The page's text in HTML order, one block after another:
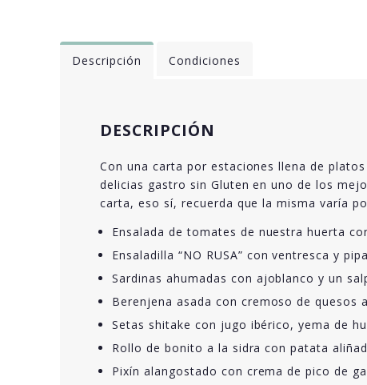
Descripción Condiciones
DESCRIPCIÓN
Con una carta por estaciones llena de
delicias gastro sin Gluten en uno de los
carta, eso sí, recuerda que la misma varía
Ensalada de tomates de nuestra huerta
Ensaladilla “NO RUSA” con ventresca y
Sardinas ahumadas con ajoblanco y un
Berenjena asada con cremoso de quesos
Setas shitake con jugo ibérico, yema de
Rollo de bonito a la sidra con patata
Pixín alangostado con crema de pico de